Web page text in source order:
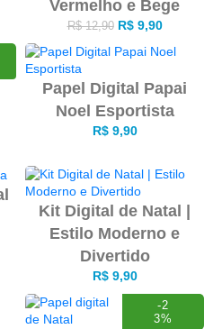
Vermelho e Bege
R$12,90 R$9,90
Papel Digital Papai
Noel Esportista
R$9,90
Kit Digital de Natal |
Estilo Moderno e
Divertido
R$9,90
-2
3%